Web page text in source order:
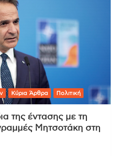
Κύρια Άρθρα Πολιτική
της έντασης με τη
Μητσοτάκη στη